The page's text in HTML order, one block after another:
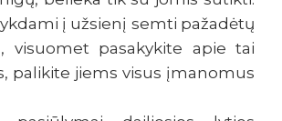
į užsienį semti pažadėtų
visuomet pasakykite apie tai
palikite jiems visus įmanomus